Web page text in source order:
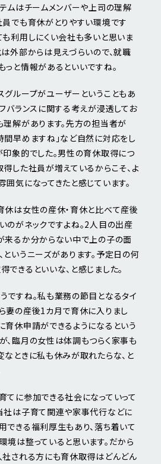
テムはチームメンバーや上司の理解
員でも育休がとりやすい環境です
も利用しにくい会社も多いと思いま
は外部からは見えづらいので、就職
っと情報があるといいですね。
グループがユーザーということもあ
フバランスに関する考えが浸透してお
理解があります。先方の担当者が
間早めますね」など自然に対応をし
印象的でした。男性の育休取得につ
得した社員が増えているからこそ、よ
囲気になってきたと感じています。
休は女性の産休・育休と比べて産後
のがネックですよね。2人目の出産
来るか分からない中で上の子の面
というニーズがあります。予定日の何
できるといいな、と感じました。
ですね。私も業務の節目となるタイ
妻の産後1カ月で育休に入りまし
育休申請ができるようになるという
、臨月の女性は体調もつらく家事も
なときに私も休みが取れたらな、と
てに参加できる社会になっていって
社は子育て関連や家事代行などに
きる福利厚生もあり、落ち着いて
境は整っていると思います。だから
社される方にも育休取得はどんどん